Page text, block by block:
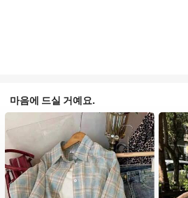
마음에 드실 거예요.